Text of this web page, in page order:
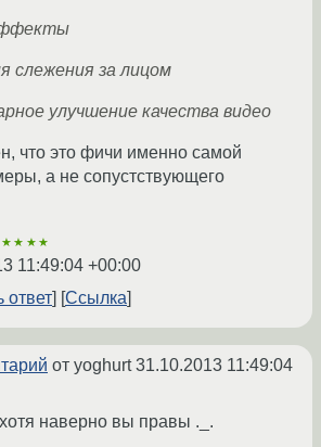
слежения за лицом
улучшение качества видео
что это фичи именно самой
а не сопустствующего
11:49:04 +00:00
ответ
Ссылка
от yoghurt31.10.2013 11:49:04
наверно вы правы ._.